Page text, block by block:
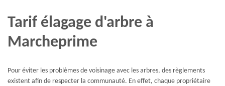
Tarif élagage d'arbre à
Marcheprime
Pour éviter les problèmes de voisinage avec les arbres, des règlements
existent afin de respecter la communauté. En effet, chaque propriétaire